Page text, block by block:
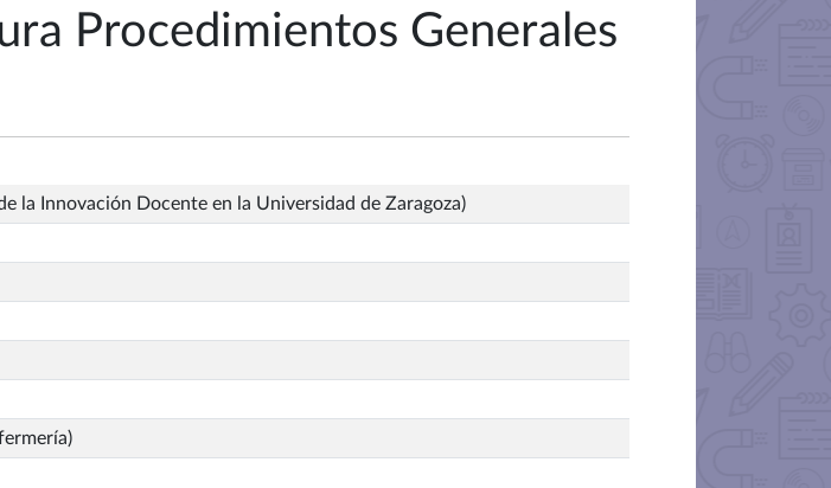
Procedimientos Generales
la Innovación Docente en la Universidad de Zaragoza)